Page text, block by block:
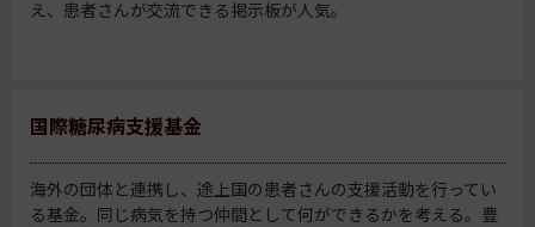
え、患者さんが交流できる掲示板が人気。
国際糖尿病支援基金
海外の団体と連携し、途上国の患者さんの支援活動を行ってい
る基金。同じ病気を持つ仲間として何ができるかを考える。豊